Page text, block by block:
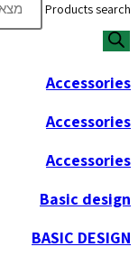
Products search
Accessories
Accessories
Accessories
Basic design
BASIC DESIGN